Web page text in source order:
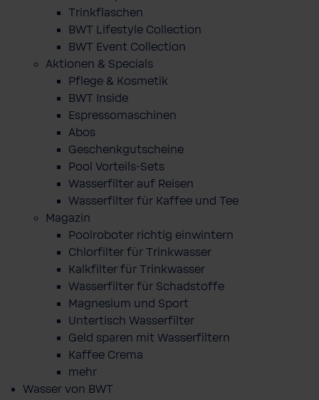
Trinkflaschen
BWT Lifestyle Collection
BWT Event Collection
Aktionen & Specials
Pflege & Kosmetik
BWT Inside
Espressomaschinen
Abos
Geschenkgutscheine
Pool Vorteils-Sets
Wasserfilter auf Reisen
Wasserfilter für Kaffee und Tee
Magazin
Poolroboter richtig einwintern
Chlorfilter für Trinkwasser
Kalkfilter für Trinkwasser
Wasserfilter für Schadstoffe
Magnesium und Sport
Untertisch Wasserfilter
Geld sparen mit Wasserfiltern
Kaffee Crema
mehr
Wasser von BWT